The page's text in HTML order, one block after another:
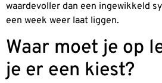
waardevoller dan een ingewikkeld
een week weer laat liggen.
Waar moet je op
je er een kiest?